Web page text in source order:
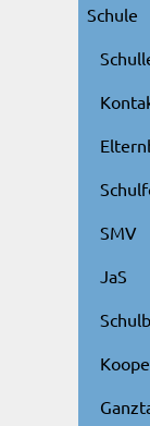
Schule
SMV
JaS